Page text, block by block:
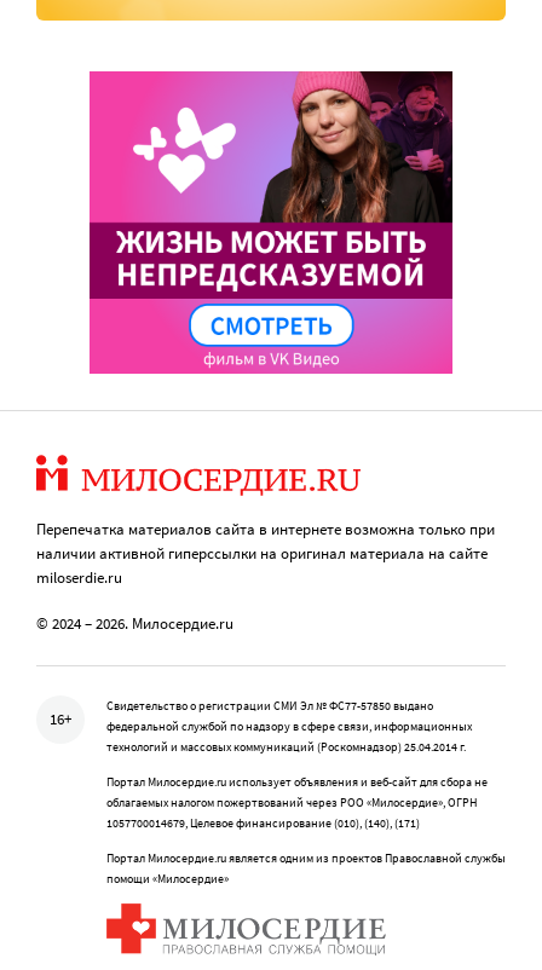
Перепечатка материалов сайта в интернете возможна только при
наличии активной гиперссылки на оригинал материала на сайте
miloserdie.ru
© 2024 – 2026. Милосердие.ru
16+
Свидетельство о регистрации СМИ Эл № ФС77-57850 выдано
федеральной службой по надзору в сфере связи, информационных
технологий и массовых коммуникаций (Роскомнадзор) 25.04.2014 г.
Портал Милосердие.ru использует объявления и веб-сайт для сбора не
облагаемых налогом пожертвований через РОО «Милосердие», ОГРН
1057700014679, Целевое финансирование (010), (140), (171)
Портал Милосердие.ru является одним из проектов Православной службы
помощи «Милосердие»